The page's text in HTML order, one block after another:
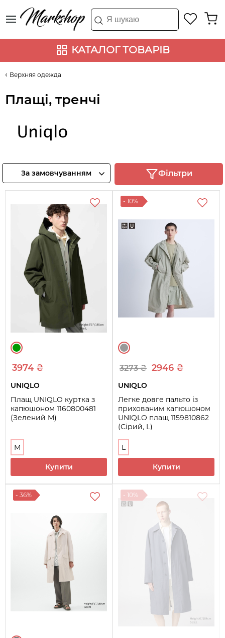
КАТАЛОГ ТОВАРІВ
Верхняя одежда
Плащі, тренчі
Переглянте
За замовчуванням Фільтри
3974 ₴
UNIQLO
Плащ UNIQLO куртка з
капюшоном 1160800481
(Зелений M)
M
Купити
- 10%
3273 ₴ 2946 ₴
UNIQLO
Легке довге пальто із
прихованим капюшоном
UNIQLO плащ 1159810862
(Сірий, L)
L
Купити
- 36% - 10%